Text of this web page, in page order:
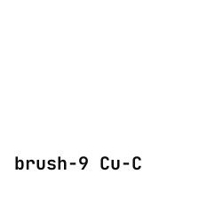
brush-9 Cu-C